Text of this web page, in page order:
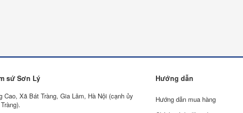
sứ Sơn Lý
Cao, Xã Bát Tràng, Gia Lâm, Hà Nội (cạnh ủy
Hướng dẫn
Hướng dẫn mua hàng